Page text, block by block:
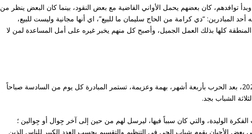
توافدهم، كان بعضهم يحمل الأواني الفاضية مع بعض النقود، بينما كان البعض ينظر من
المبادرين: “دي كرامة من الحاج سليمان ما للبيع”، اي أنها مجانية وليست للبيع،
كلها بذلك العمل الجميل، وأصبح كل منهم يخبر غيره على أمل المساعدة لمن لا
بدأت هذه المبادرة في منتصف آب أغسطس 2023، بعد الحرب بأربعة أشهر، بهمة وعزيمة، تستمر المبادرة كل يوم من السادسة صباحاً
الشباب بجد.
الوليدة، والتي كان سبباً فيها، ليرسل لهم من حين إلى آخر جِوال أو جِوالين ؛
بعض الأحيان يقوم شباب الحي في التنظيم والتقسيم بحسب العدد الكبير للناس الذين